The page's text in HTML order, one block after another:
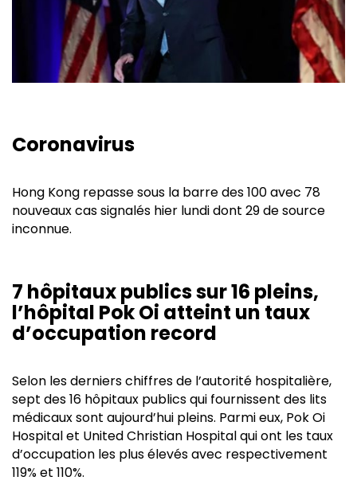
Coronavirus
Hong Kong repasse sous la barre des 100 avec 78
nouveaux cas signalés hier lundi dont 29 de source
inconnue.
7 hôpitaux publics sur 16 pleins,
l’hôpital Pok Oi atteint un taux
d’occupation record
Selon les derniers chiffres de l’autorité hospitalière,
sept des 16 hôpitaux publics qui fournissent des lits
médicaux sont aujourd’hui pleins. Parmi eux, Pok Oi
Hospital et United Christian Hospital qui ont les taux
d’occupation les plus élevés avec respectivement
119% et 110%.